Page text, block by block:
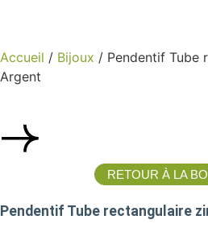
Accueil / Bijoux / Pendentif Tube
Argent
RETOUR À LA
Pendentif Tube rectangulaire